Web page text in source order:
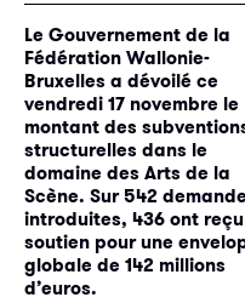
Le Gouvernement de la
Fédération Wallonie-
Bruxelles a dévoilé ce
vendredi 17 novembre le
montant des
structurelles dans le
domaine des Arts de la
Scène. Sur 542
introduites, 436 ont
soutien pour une
globale de 142 millions
d’euros.